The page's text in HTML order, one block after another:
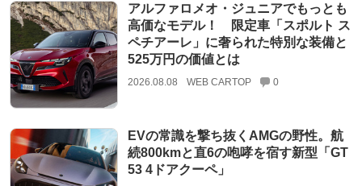
アルファロメオ・ジュニアでもっとも
高価なモデル！ 限定車「スポルト ス
ペチアーレ」に奢られた特別な装備と
525万円の価値とは
2026.08.08 WEB CARTOP 0
EVの常識を撃ち抜くAMGの野性。航
続800kmと直6の咆哮を宿す新型「GT
53 4ドアクーペ」